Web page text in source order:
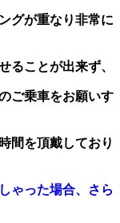
グが重なり非常に
ることが出来ず、
ご乗車をお願いす
間を頂戴しており
ゃった場合、さら